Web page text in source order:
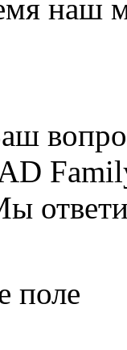
наш
поле